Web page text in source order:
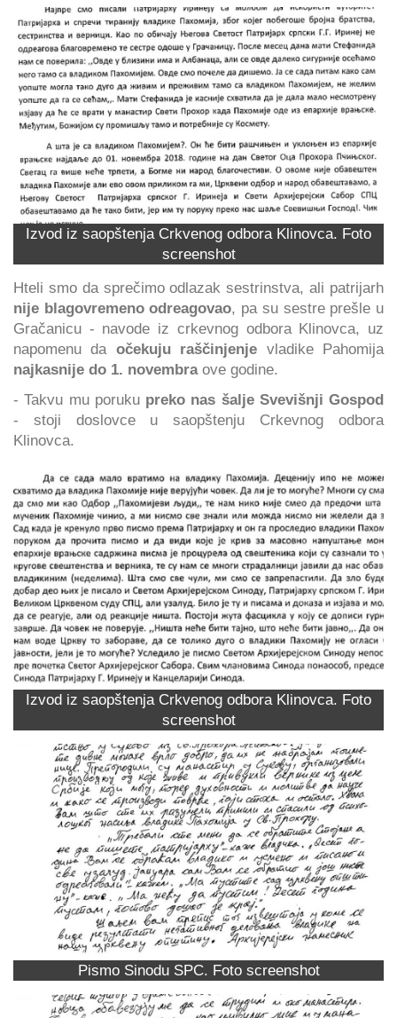
Izvod iz saopštenja Crkvenog odbora Klinovca. Foto
screenshot
Hteli smo da sprečimo odlazak sestrinstva, ali patrijarh
nije blagovremeno odreagovao, pa su sestre prešle u
Gračanicu - navode iz crkevnog odbora Klinovca, uz
napomenu da očekuju raščinjenje vladike Pahomija
najkasnije do 1. novembraove godine.
- Takvu mu poruku preko nas šalje Svevišnji Gospod
- stoji doslovce u saopštenju Crkevnog odbora
Klinovca.
Izvod iz saopštenja Crkvenog odbora Klinovca. Foto
screenshot
Pismo Sinodu SPC. Foto screenshot